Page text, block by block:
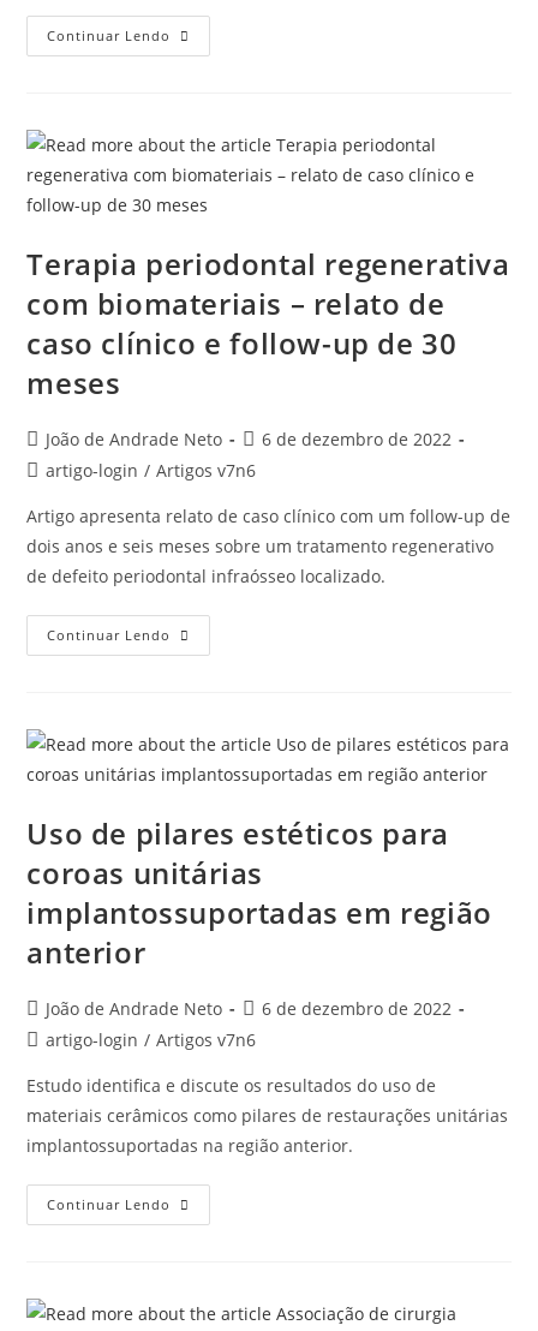
Continuar Lendo
Terapia periodontal regenerativa
com biomateriais – relato de
caso clínico e follow-up de 30
meses
João de Andrade Neto
6 de dezembro de 2022
artigo-login / Artigos v7n6
Artigo apresenta relato de caso clínico com um follow-up de
dois anos e seis meses sobre um tratamento regenerativo
de defeito periodontal infraósseo localizado.
Continuar Lendo
Uso de pilares estéticos para
coroas unitárias
implantossuportadas em região
anterior
João de Andrade Neto
6 de dezembro de 2022
artigo-login / Artigos v7n6
Estudo identifica e discute os resultados do uso de
materiais cerâmicos como pilares de restaurações unitárias
implantossuportadas na região anterior.
Continuar Lendo